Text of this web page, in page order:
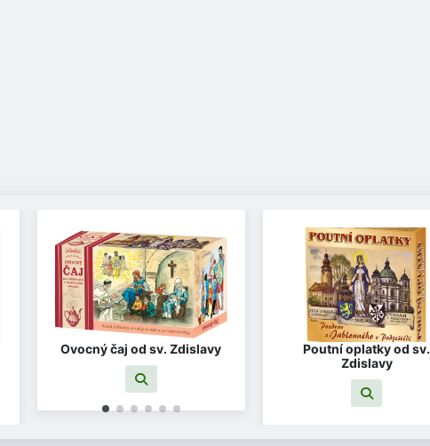
Ovocný čaj od sv. Zdislavy
Poutní oplatky od sv.
Zdislavy